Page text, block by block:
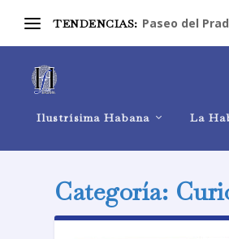
TENDENCIAS: Paseo del
Ilustrísima Habana La
Categoría: